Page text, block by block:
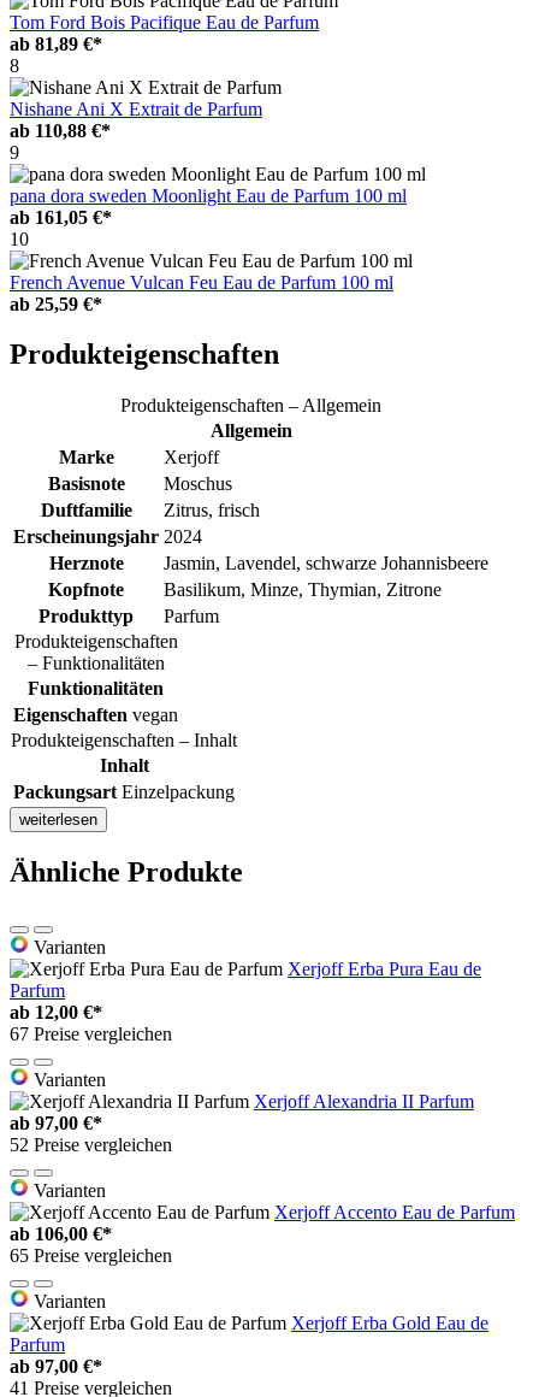
Tom Ford Bois Pacifique Eau de Parfum
ab 81,89 €*
8
Nishane Ani X Extrait de Parfum
ab 110,88 €*
9
pana dora sweden Moonlight Eau de Parfum 100 ml
ab 161,05 €*
10
French Avenue Vulcan Feu Eau de Parfum 100 ml
ab 25,59 €*
Produkteigenschaften
Produkteigenschaften – Allgemein
Allgemein
Marke
Xerjoff
Basisnote
Moschus
Duftfamilie
Zitrus, frisch
Erscheinungsjahr 2024
Herznote
Jasmin, Lavendel, schwarze Johannisbeere
Kopfnote
Basilikum, Minze, Thymian, Zitrone
Produkttyp
Parfum
Produkteigenschaften
– Funktionalitäten
Funktionalitäten
Eigenschaften vegan
Produkteigenschaften – Inhalt
Inhalt
Packungsart Einzelpackung
weiterlesen
Ähnliche Produkte
Varianten
Xerjoff Erba Pura Eau de
Parfum
ab 12,00 €*
67 Preise vergleichen
Varianten
Xerjoff Alexandria II Parfum
ab 97,00 €*
52 Preise vergleichen
Varianten
Xerjoff Accento Eau de Parfum
ab 106,00 €*
65 Preise vergleichen
Varianten
Xerjoff Erba Gold Eau de
Parfum
ab 97,00 €*
41 Preise vergleichen